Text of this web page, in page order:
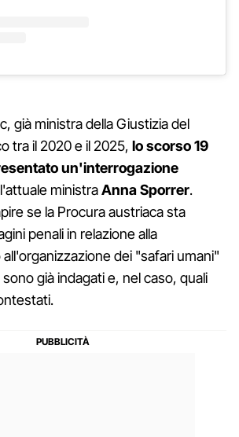
già ministra della Giustizia del
tra il 2020 e il 2025, lo scorso 19
un'interrogazione
ministraAnna Sporrer.
se la Procura austriaca sta
penali in relazione alla
dei "safari umani"
già indagati e, nel caso, quali